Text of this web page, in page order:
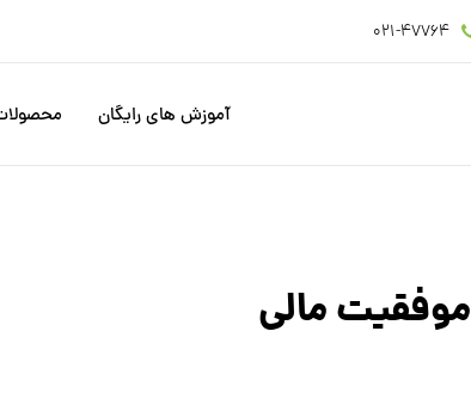
021-47764
آموزش های رایگان
موفقیت مالی